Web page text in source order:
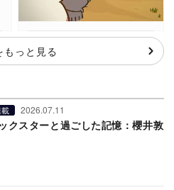
もっと見る
2026.07.11
クスターと過ごした記憶：櫻井敦